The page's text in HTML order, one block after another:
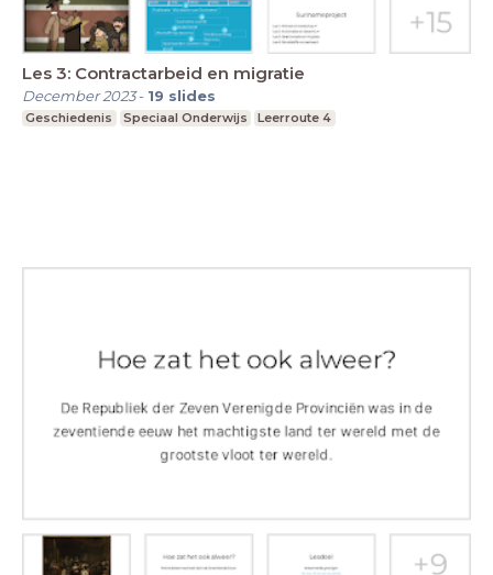
Les 3: Contractarbeid en migratie
December 2023- 19 slides
Geschiedenis Speciaal Onderwijs Leerroute 4